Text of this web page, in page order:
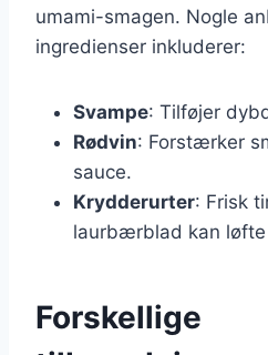
umami-smagen. Nogle
ingredienser inkluderer:
Svampe: Tilføjer
Rødvin: Forstærker
sauce.
Krydderurter: Frisk
laurbærblad kan
Forskellige